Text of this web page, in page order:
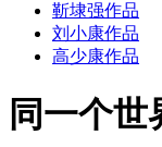
靳埭强作品
刘小康作品
高少康作品
同一个